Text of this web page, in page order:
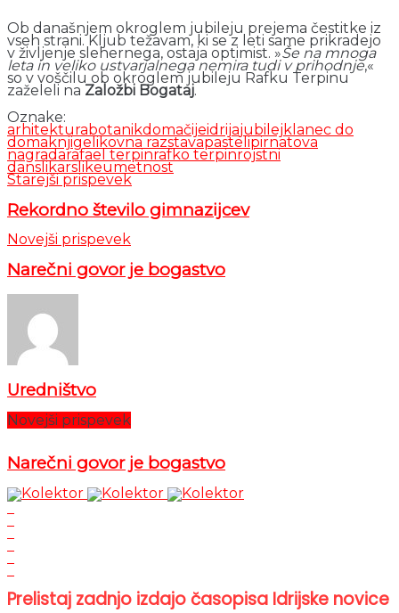
Ob današnjem okroglem jubileju prejema čestitke iz
vseh strani. Kljub težavam, ki se z leti same prikradejo
v življenje slehernega, ostaja optimist. »Še na mnoga
leta in veliko ustvarjalnega nemira tudi v prihodnje,«
so v voščilu ob okroglem jubileju Rafku Terpinu
zaželeli na Založbi Bogataj.
Oznake:
arhitekturabotanikdomačijeidrijajubilej klanec do
domaknjigelikovna razstavapastelipirnatova
nagradarafael terpinrafko terpinrojstni
danslikarslikeumetnost
Starejši prispevek
Rekordno število gimnazijcev
Novejši prispevek
Narečni govor je bogastvo
Uredništvo
Novejši prispevek
Narečni govor je bogastvo
Prelistaj zadnjo izdajo časopisa Idrijske novice